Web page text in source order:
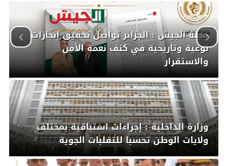
مجلة الجيش : الجزائر تواصل تحقيق إنجازات
نوعية وتاريخية في كنف نعمة الأمن
والاستقرار
وزارة الداخلية : إجراءات استباقية بمختلف
ولايات الوطن تحسبا للتقلبات الجوية